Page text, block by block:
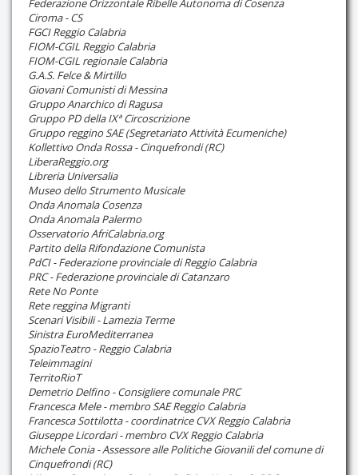
Federazione Orizzontale Ribelle Autonoma di Cosenza
Ciroma - CS
FGCI Reggio Calabria
FIOM-CGIL Reggio Calabria
FIOM-CGIL regionale Calabria
G.A.S. Felce & Mirtillo
Giovani Comunisti di Messina
Gruppo Anarchico di Ragusa
Gruppo PD della IXª Circoscrizione
Gruppo reggino SAE (Segretariato Attività Ecumeniche)
Kollettivo Onda Rossa - Cinquefrondi (RC)
LiberaReggio.org
Libreria Universalia
Museo dello Strumento Musicale
Onda Anomala Cosenza
Onda Anomala Palermo
Osservatorio AfriCalabria.org
Partito della Rifondazione Comunista
PdCI - Federazione provinciale di Reggio Calabria
PRC - Federazione provinciale di Catanzaro
Rete No Ponte
Rete reggina Migranti
Scenari Visibili - Lamezia Terme
Sinistra EuroMediterranea
SpazioTeatro - Reggio Calabria
Teleimmagini
TerritoRioT
Demetrio Delfino - Consigliere comunale PRC
Francesca Mele - membro SAE Reggio Calabria
Francesca Sottilotta - coordinatrice CVX Reggio Calabria
Giuseppe Licordari - membro CVX Reggio Calabria
Michele Conia - Assessore alle Politiche Giovanili del comune di
Cinquefrondi (RC)